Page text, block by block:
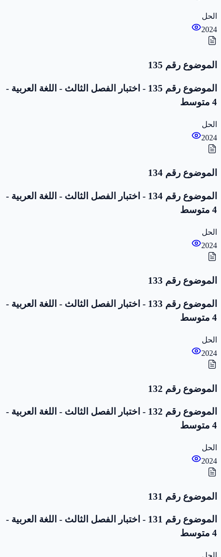
الحل
2024
الموضوع رقم 135
الموضوع رقم 135 - اختبار الفصل الثالث - اللغة العربية -
4 متوسط
الحل
2024
الموضوع رقم 134
الموضوع رقم 134 - اختبار الفصل الثالث - اللغة العربية -
4 متوسط
الحل
2024
الموضوع رقم 133
الموضوع رقم 133 - اختبار الفصل الثالث - اللغة العربية -
4 متوسط
الحل
2024
الموضوع رقم 132
الموضوع رقم 132 - اختبار الفصل الثالث - اللغة العربية -
4 متوسط
الحل
2024
الموضوع رقم 131
الموضوع رقم 131 - اختبار الفصل الثالث - اللغة العربية -
4 متوسط